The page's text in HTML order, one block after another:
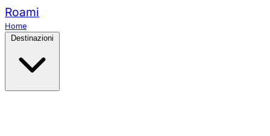
Roami
Home
Destinazioni